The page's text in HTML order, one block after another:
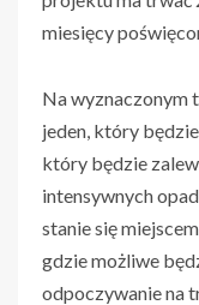
miesięcy
Na wyznaczonym
jeden, który
który będzie
intensywnych
stanie się
gdzie możliwe
odpoczywanie na